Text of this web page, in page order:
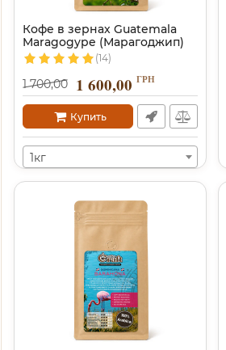
Кофе в зернах Guatemala
Maragogype (Марагоджип)
(14)
1 700,00 1 600,00 ГРН
Купить
1кг